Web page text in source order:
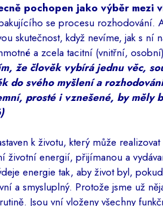
pochopen jako výběr mezi
se procesu
skutečnost, když nevíme, jak s
a zcela tacitní (vnitřní,
že člověk vybírá jednu věc,
do svého myšlení a
prosté i vznešené, by měly
k životu, který může
životní energií, přijímanou a
energie tak, aby život byl,
a smysluplný. Protože jsme už
Jsou vní vloženy všechny